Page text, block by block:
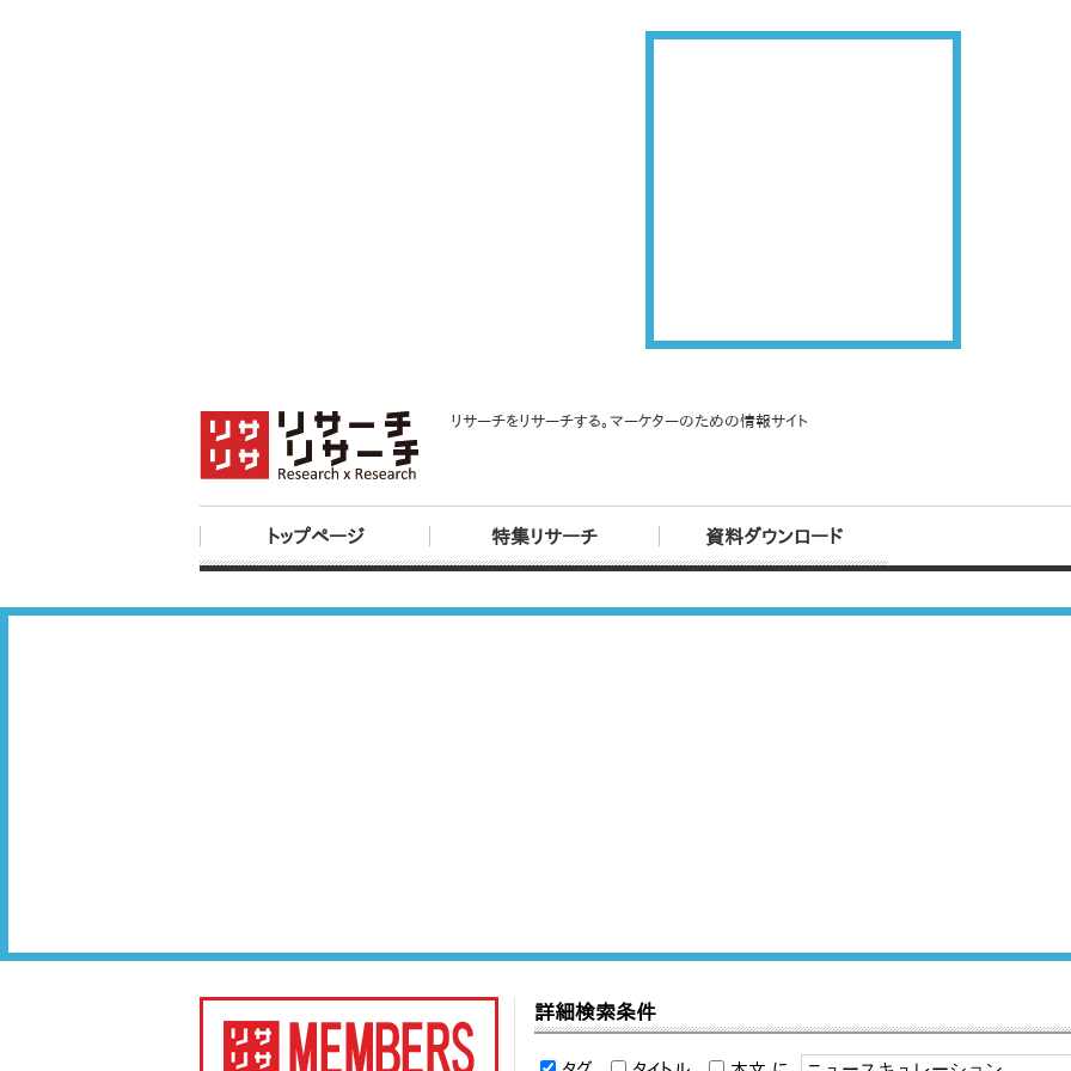
リサーチをリサーチする。マーケターのための情報サイト
トップページ 特集リサーチ 資料ダウンロード
詳細検索条件